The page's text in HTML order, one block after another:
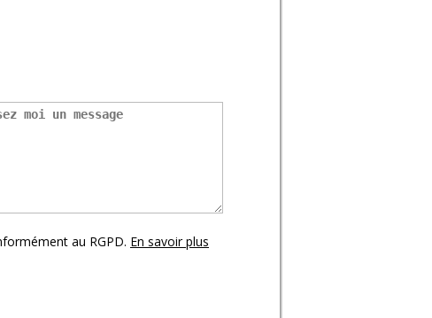
au RGPD. En savoir plus